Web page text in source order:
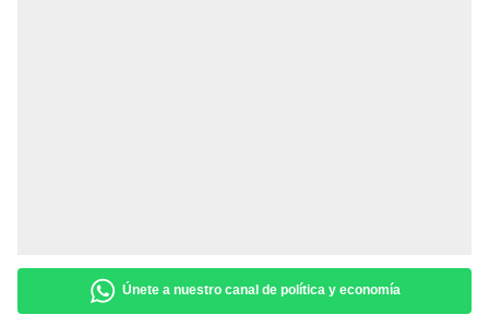
Únete a nuestro canal de política y economía